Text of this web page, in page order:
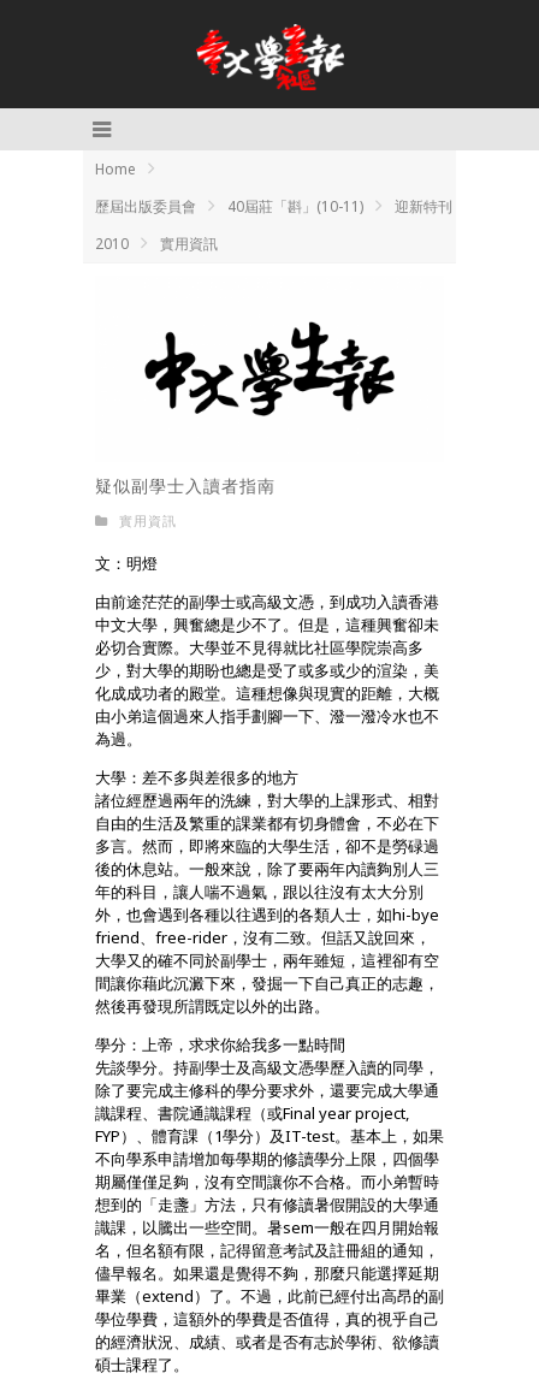
Home
歷屆出版委員會
40屆莊「斟」(10-11)
迎新特刊
2010
實用資訊
疑似副學士入讀者指南
實用資訊
文：明燈
由前途茫茫的副學士或高級文憑，到成功入讀香港
中文大學，興奮總是少不了。但是，這種興奮卻未
必切合實際。大學並不見得就比社區學院崇高多
少，對大學的期盼也總是受了或多或少的渲染，美
化成成功者的殿堂。這種想像與現實的距離，大概
由小弟這個過來人指手劃腳一下、潑一潑冷水也不
為過。
大學：差不多與差很多的地方
諸位經歷過兩年的洗練，對大學的上課形式、相對
自由的生活及繁重的課業都有切身體會，不必在下
多言。然而，即將來臨的大學生活 ，卻不是勞碌過
後的休息站。一般來說，除了要兩年內讀夠別人三
年的科目，讓人喘不過氣，跟以往沒有太大分別
外，也會遇到各種以往遇到的各類人士，如hi-bye
friend、free-rider，沒有二致。但話又說回來，
大學又的確不同於副學士，兩年雖短，這裡卻有空
間讓你藉此沉澱下來，發掘一下自己真正的志趣，
然後再發現所謂既定以外的出路。
學分：上帝，求求你給我多一點時間
先談學分。持副學士及高級文憑學歷入讀的同學，
除了要完成主修科的學分要求外，還要完成大學通
識課程、書院通識課程（或Final year project,
FYP）、體育課（1學分）及IT-test。基本上，如果
不向學系申請增加每學期的修讀學分上限，四個學
期屬僅僅足夠，沒有空間讓你不合格。而小弟暫時
想到的「走盞」方法，只有修讀暑假開設的大學通
識課，以騰出一些空間。暑sem一般在四月開始報
名，但名額有限，記得留意考試及註冊組的通知，
儘早報名。如果還是覺得不夠，那麼只能選擇延期
畢業（extend）了。不過，此前已經付出高昂的副
學位學費，這額外的學費是否值得，真的視乎自己
的經濟狀況、成績、或者是否有志於學術、欲修讀
碩士課程了。